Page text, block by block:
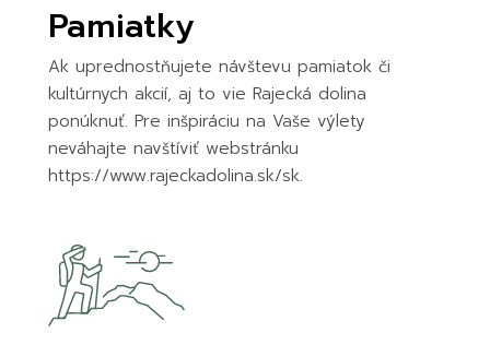
Pamiatky
Ak uprednostňujete návštevu pamiatok či
kultúrnych akcií, aj to vie Rajecká dolina
ponúknuť. Pre inšpiráciu na Vaše výlety
neváhajte navštíviť webstránku
https://www.rajeckadolina.sk/sk.